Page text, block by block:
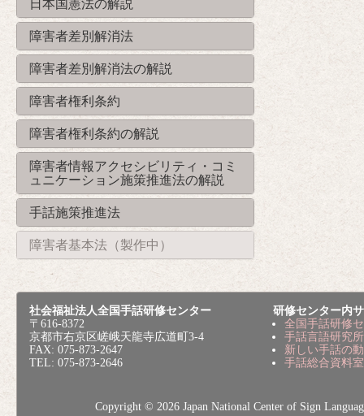
日本国憲法の解説
障害者差別解消法
障害者差別解消法の解説
障害者権利条約
障害者権利条約の解説
障害者情報アクセシビリティ・コミ
ュニケーション施策推進法の解説
手話施策推進法
障害者基本法（製作中）
社会福祉法人全国手話研修センター
〒616-8372
京都市右京区嵯峨天龍寺広道町3-4
FAX: 075-873-2647
TEL: 075-873-2646
研修センター内
全国手話研修
手話言語研究所
新しい手話の
手話総合資料室
Copyright © 2026 Japan National Center of Sign